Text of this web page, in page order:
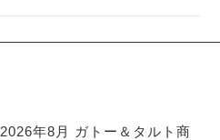
2026年8月 ガトー＆タルト商